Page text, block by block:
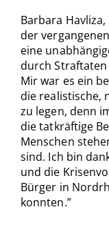
Barbara
der
eine
durch
Mir war es ein
die realistische,
zu legen, denn
die tatkräftige
Menschen
sind. Ich bin
und die
Bürger in
konnten.”